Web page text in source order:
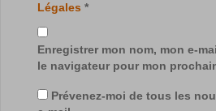
Légales *
Enregistrer mon nom, mon e-
le navigateur pour mon
Prévenez-moi de tous les